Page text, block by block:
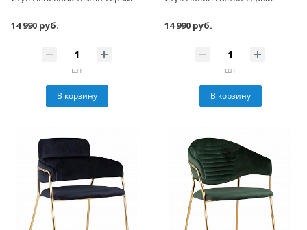
14 990 руб.
шт
В корзину
14 990 руб.
шт
В корзину